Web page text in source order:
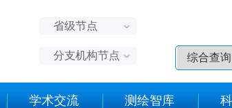
省级节点
分支机构节点
学术交流 测绘智库